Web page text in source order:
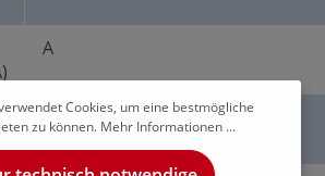
A
A
Cookies, um eine bestmögliche
zu können. Mehr Informationen ...